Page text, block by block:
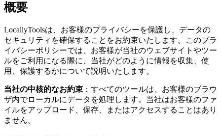
概要
LocallyToolsは、お客様のプライバシーを保護し、データの
セキュリティを確保することをお約束いたします。このプラ
イバシーポリシーでは、お客様が当社のウェブサイトやツー
ルをご利用になる際に、当社がどのように情報を収集、使
用、保護するかについて説明いたします。
当社の中核的なお約束 ：すべてのツールは、お客様のブラウ
ザ内でローカルにデータを処理します。当社はお客様のファ
イルをアップロード、保存、またはアクセスすることはあり
ません。